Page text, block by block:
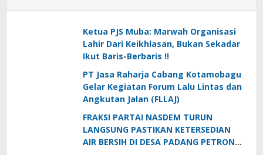
Ketua PJS Muba: Marwah Organisasi
Lahir Dari Keikhlasan, Bukan Sekadar
Ikut Baris-Berbaris !!
PT Jasa Raharja Cabang Kotamobagu
Gelar Kegiatan Forum Lalu Lintas dan
Angkutan Jalan (FLLAJ)
FRAKSI PARTAI NASDEM TURUN
LANGSUNG PASTIKAN KETERSEDIAN
AIR BERSIH DI DESA PADANG PETRON